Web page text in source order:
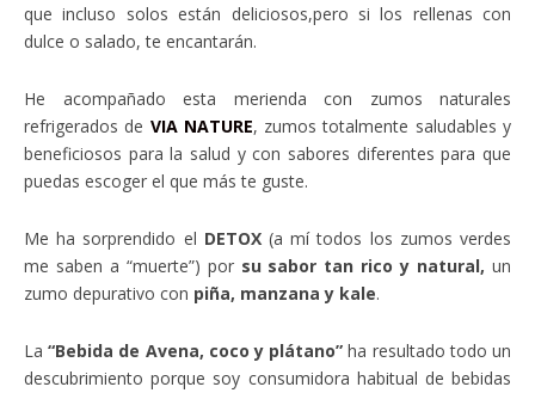
que incluso solos están deliciosos,pero si los rellenas con
dulce o salado, te encantarán.
He acompañado esta merienda con zumos naturales
refrigerados de VIA NATURE, zumos totalmente saludables y
beneficiosos para la salud y con sabores diferentes para que
puedas escoger el que más te guste.
Me ha sorprendido el DETOX(a mí todos los zumos verdes
me saben a “muerte”) por su sabor tan rico y natural, un
zumo depurativo con piña, manzana y kale.
La“Bebida de Avena, coco y plátano” ha resultado todo un
descubrimiento porque soy consumidora habitual de bebidas